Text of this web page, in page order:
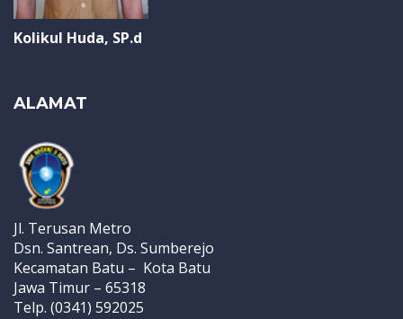
Kolikul Huda, SP.d
ALAMAT
Jl. Terusan Metro
Dsn. Santrean, Ds. Sumberejo
Kecamatan Batu – Kota Batu
Jawa Timur – 65318
Telp. (0341) 592025